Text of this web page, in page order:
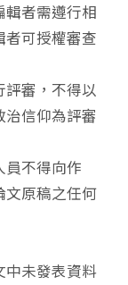
輯者需遵行相
者可授權審查
評審，不得以
信仰為評審
員不得向作
文原稿之任何
中未發表資料